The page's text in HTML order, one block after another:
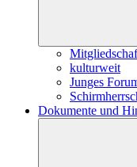
kulturweit
Junges
Dokumente und